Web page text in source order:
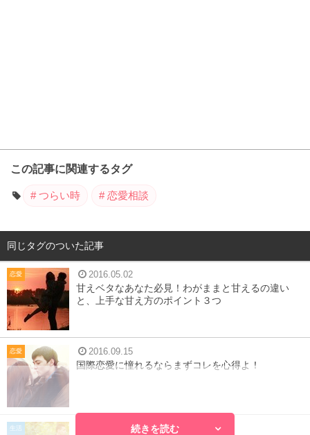
この記事に関連するタグ
つらい時 恋愛相談
同じタグのついた記事
恋愛 2016.05.02
甘えベタなあなた必見！わがままと甘えるの違い
と、上手な甘え方のポイント３つ
恋愛 2016.09.15
国際恋愛に憧れるならまずコレを心得よ！
生活 2016.06.22続きを読む